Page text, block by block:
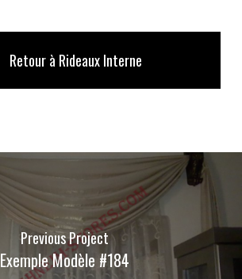
Retour à Rideaux Interne
Previous Project
Exemple Modèle #184